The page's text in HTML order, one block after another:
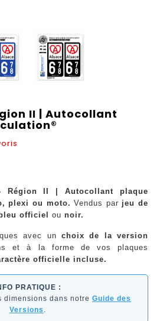
II | Autocollant
Région II | Autocollant plaque
plexi ou moto. Vendus par jeu de
bleu officiel ou noir.
avec un choix de la version
et à la forme de vos plaques
officielle incluse.
PRATIQUE :
dimensions dans notre Guide des
Versions .